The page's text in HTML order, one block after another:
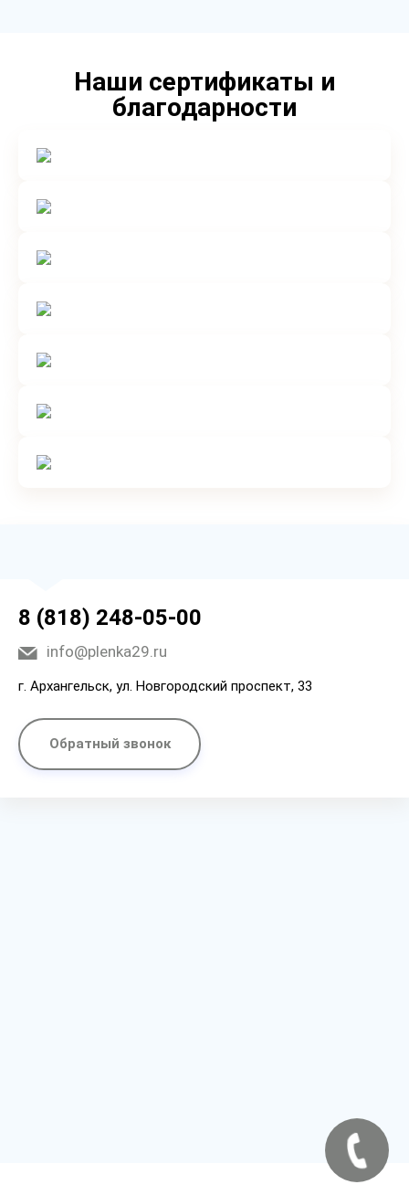
Наши сертификаты и
благодарности
8 (818) 248-05-00
info@plenka29.ru
г. Архангельск, ул. Новгородский проспект, 33
Обратный звонок